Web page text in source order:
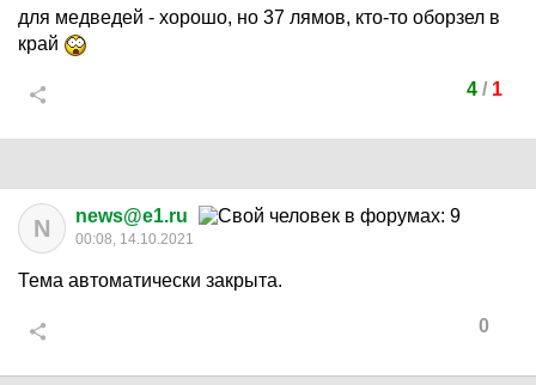
для медведей - хорошо, но 37 лямов, кто-то оборзел в
край
4/ 1
N news@e1.ru
00:08, 14.10.2021
Тема автоматически закрыта.
0